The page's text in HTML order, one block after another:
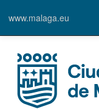
www.malaga.eu